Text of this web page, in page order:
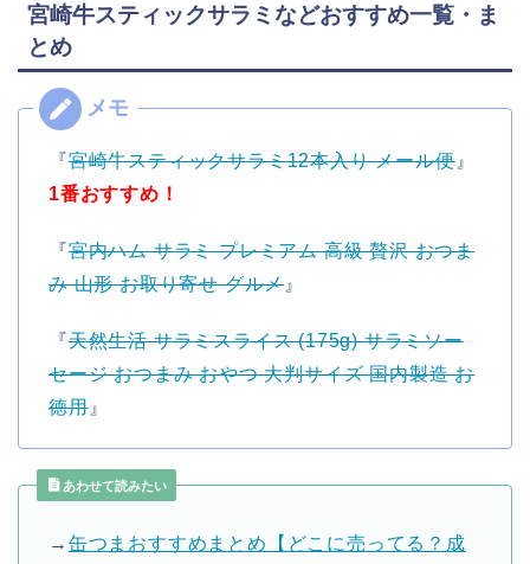
宮崎牛スティックサラミなどおすすめ一覧・ま
とめ
『宮崎牛スティックサラミ12本入り メール便』
1番おすすめ！
『宮内ハム サラミ プレミアム 高級 贅沢 おつま
み 山形 お取り寄せ グルメ』
『天然生活 サラミスライス (175g) サラミソー
セージ おつまみ おやつ 大判サイズ 国内製造 お
徳用』
あわせて読みたい
→ 缶つまおすすめまとめ【どこに売ってる？成